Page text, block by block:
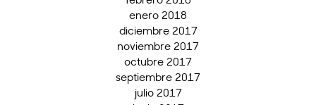
enero 2018
diciembre 2017
noviembre 2017
octubre 2017
septiembre 2017
julio 2017